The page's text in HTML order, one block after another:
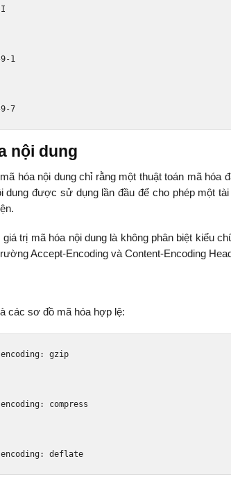
-1
-7
nội dung
hóa nội dung chỉ rằng một thuật toán mã
dung được sử dụng lần đầu để cho phép một
trị mã hóa nội dung là không phân biệt kiểu
Accept-Encoding và Content-Encoding
các sơ đồ mã hóa hợp lệ:
encoding: gzip
encoding: compress
encoding: deflate